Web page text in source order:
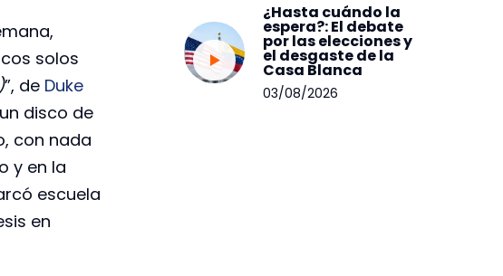
solos
”, de Duke
disco de
con nada
y en la
escuela
en
¿Hasta cuándo la
espera?: El debate
por las elecciones y
el desgaste de la
Casa Blanca
03/08/2026